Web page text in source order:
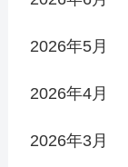
2026年5月
2026年4月
2026年3月